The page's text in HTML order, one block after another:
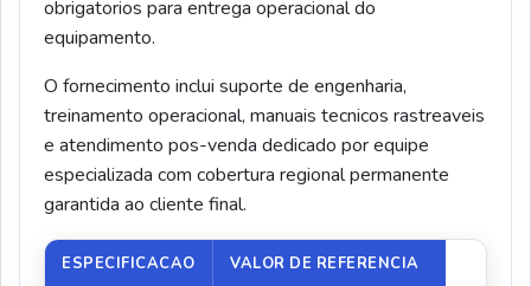
obrigatorios para entrega operacional do
equipamento.
O fornecimento inclui suporte de engenharia,
treinamento operacional, manuais tecnicos rastreaveis
e atendimento pos-venda dedicado por equipe
especializada com cobertura regional permanente
garantida ao cliente final.
ESPECIFICACAO VALOR DE REFERENCIA